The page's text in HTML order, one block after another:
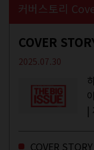
커버스토리
COVER
2025.07.30
하리
이메 삭스
|
COVER